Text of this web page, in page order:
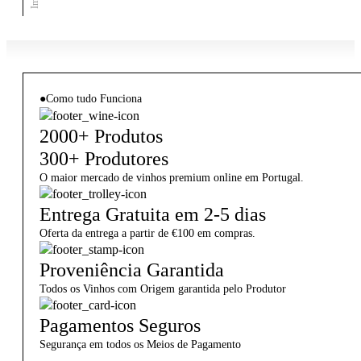
●Como tudo Funciona
2000+ Produtos
300+ Produtores
O maior mercado de vinhos premium online em Portugal.
Entrega Gratuita em 2-5 dias
Oferta da entrega a partir de €100 em compras.
Proveniência Garantida
Todos os Vinhos com Origem garantida pelo Produtor
Pagamentos Seguros
Segurança em todos os Meios de Pagamento